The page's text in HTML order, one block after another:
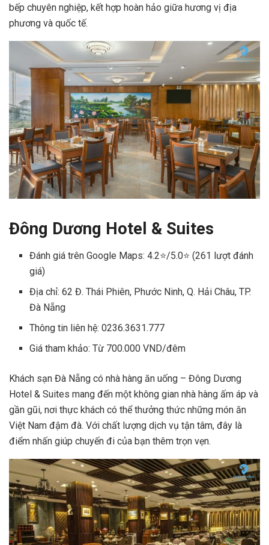
bếp chuyên nghiệp, kết hợp hoàn hảo giữa hương vị địa
phương và quốc tế.
Đông Dương Hotel & Suites
Đánh giá trên Google Maps: 4.2⭐/5.0⭐ (261 lượt đánh
giá)
Địa chỉ: 62 Đ. Thái Phiên, Phước Ninh, Q. Hải Châu, TP.
Đà Nẵng
Thông tin liên hệ: 0236.3631.777
Giá tham khảo: Từ 700.000 VND/đêm
Khách sạn Đà Nẵng có nhà hàng ăn uống – Đông Dương
Hotel & Suites mang đến một không gian nhà hàng ấm áp và
gần gũi, nơi thực khách có thể thưởng thức những món ăn
Việt Nam đậm đà. Với chất lượng dịch vụ tận tâm, đây là
điểm nhấn giúp chuyến đi của bạn thêm trọn vẹn.